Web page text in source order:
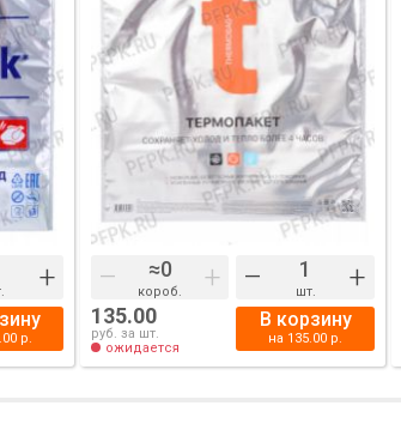
+
р.
– короб. + – шт. +
135.00
руб. за шт.
ожидается
В корзину
на 135.00 р.